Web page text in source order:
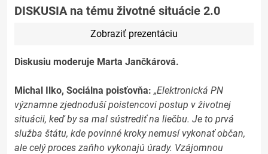
DISKUSIA na tému životné situácie 2.0
Zobraziť prezentáciu
Diskusiu moderuje Marta Jančkárová.
Michal Ilko, Sociálna poisťovňa: „Elektronická PN
významne zjednoduší poistencovi postup v životnej
situácii, keď by sa mal sústrediť na liečbu. Je to prvá
služba štátu, kde povinné kroky nemusí vykonať občan,
ale celý proces zaňho vykonajú úrady. Vzájomnou